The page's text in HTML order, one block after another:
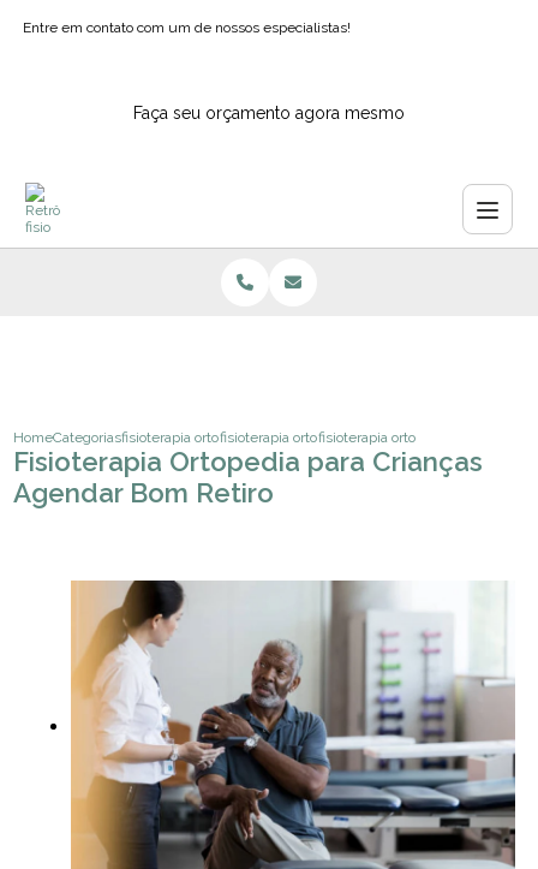
Entre em contato com um de nossos especialistas!
Faça seu orçamento agora mesmo
HomeCategoriasfisioterapia ortopedicafisioterapia ortopedica hospitalar
fisioterapia ortopedia para
Fisioterapia Ortopedia para Crianças
Agendar Bom Retiro